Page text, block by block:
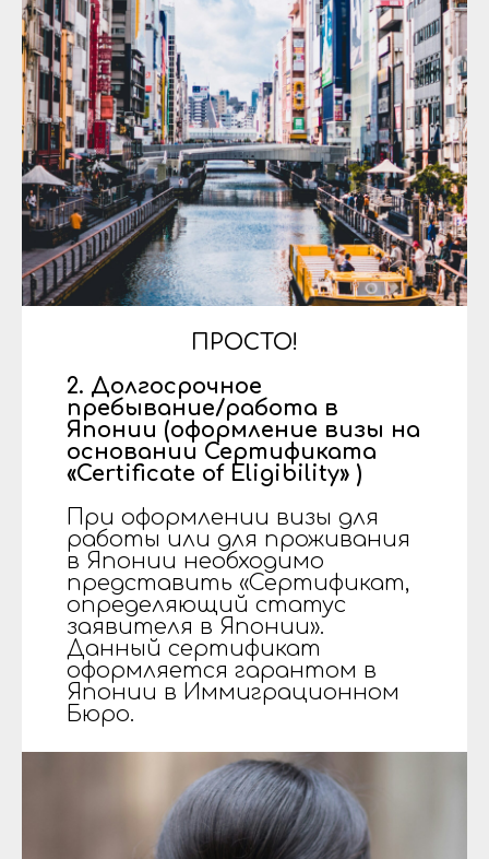
ПРОСТО!
2. Долгосрочное
пребывание/работа в
Японии (оформление визы на
основании Сертификата
«Certificate of Eligibility» )
При оформлении визы для
работы или для проживания
в Японии необходимо
представить «Сертификат,
определяющий статус
заявителя в Японии».
Данный сертификат
оформляется гарантом в
Японии в Иммиграционном
Бюро.